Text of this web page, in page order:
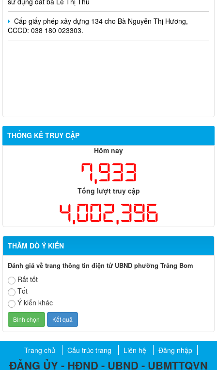
Cấp giấy phép xây dựng 134 cho Bà Nguyễn Thị Hương,
CCCD: 038 180 023303.
THỐNG KÊ TRUY CẬP
Hôm nay
7,933
Tổng lượt truy cập
4,002,396
THĂM DÒ Ý KIẾN
Đánh giá về trang thông tin điện tử UBND phường Trảng Bom
Rất tốt
Tốt
Ý kiến khác
Trang chủ Cấu trúc trang Liên hệ Đăng nhập
ĐẢNG ỦY - HĐND - UBND - UBMTTQVN